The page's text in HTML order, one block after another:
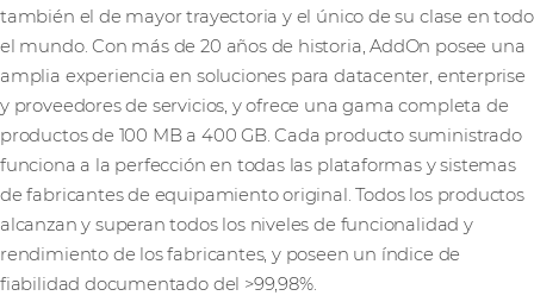
también el de mayor trayectoria y el único de su clase en todo
el mundo. Con más de 20 años de historia, AddOn posee una
amplia experiencia en soluciones para datacenter, enterprise
y proveedores de servicios, y ofrece una gama completa de
productos de 100 MB a 400 GB. Cada producto suministrado
funciona a la perfección en todas las plataformas y sistemas
de fabricantes de equipamiento original. Todos los productos
alcanzan y superan todos los niveles de funcionalidad y
rendimiento de los fabricantes, y poseen un índice de
fiabilidad documentado del >99,98%.